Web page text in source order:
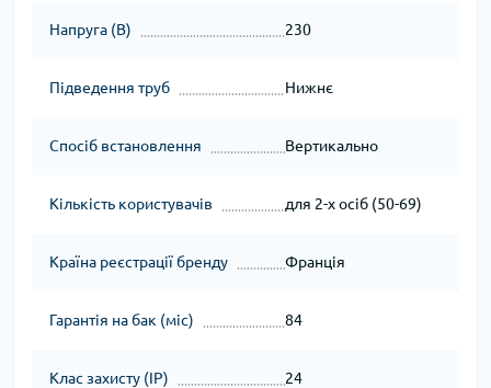
Напруга (В) 230
Підведення труб Нижнє
Спосіб встановлення Вертикально
Кількість користувачів для 2-х осіб (50-69)
Країна реєстрації бренду Франція
Гарантія на бак (міс) 84
Клас захисту (IP) 24